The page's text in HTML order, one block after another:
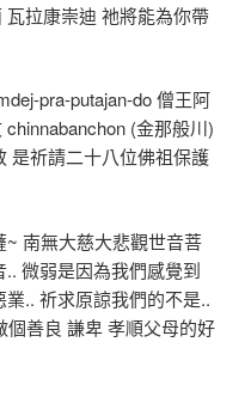
拉康崇迪 祂將能為你帶
pra-putajan-do 僧王阿
(金那般川)
是祈請二十八位佛祖保護
南無大慈大悲觀世音菩
微弱是因為我們感覺到
.. 祈求原諒我們的不是..
個善良 謙卑 孝順父母的好